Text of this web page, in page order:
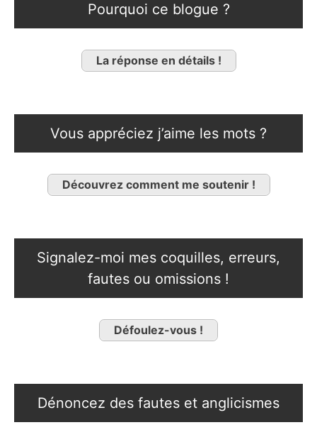
Pourquoi ce blogue ?
La réponse en détails !
Vous appréciez j’aime les mots ?
Découvrez comment me soutenir !
Signalez-moi mes coquilles, erreurs,
fautes ou omissions !
Défoulez-vous !
Dénoncez des fautes et anglicismes